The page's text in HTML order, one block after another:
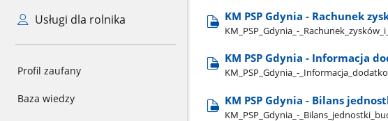
Usługi dla rolnika
Profil zaufany
Baza wiedzy
KM PSP Gdynia - Rachunek
KM​_PSP​_Gdynia​_-​
KM PSP Gdynia - Informacja
KM​_PSP​_Gdynia​_-​
KM PSP Gdynia - Bilans
KM​_PSP​_Gdynia​_-​